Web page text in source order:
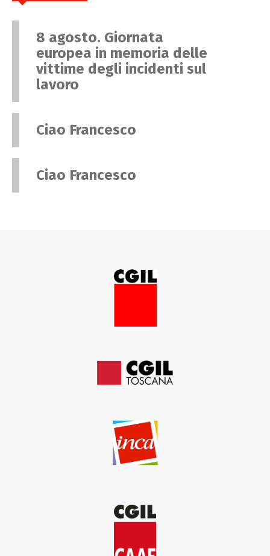
8 agosto. Giornata
europea in memoria delle
vittime degli incidenti sul
lavoro
Ciao Francesco
Ciao Francesco